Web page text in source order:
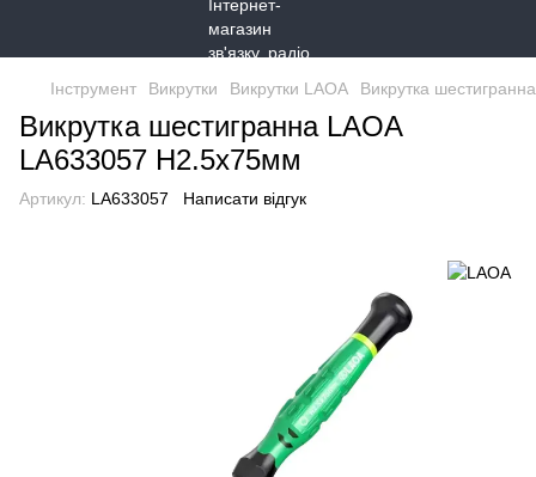
Інструмент Викрутки Викрутки LAOA Викрутка
Викрутка шестигранна LAOA
LA633057 H2.5x75мм
Артикул: LA633057 Написати відгук